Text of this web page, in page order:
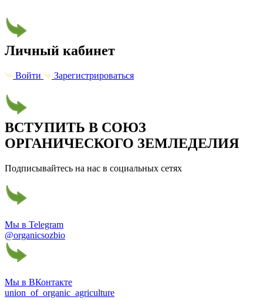
Личный кабинет
Войти Зарегистрироваться
ВСТУПИТЬ В СОЮЗ
ОРГАНИЧЕСКОГО ЗЕМЛЕДЕЛИЯ
Подписывайтесь на нас в социальных сетях
Мы в Telegram
@organicsozbio
Мы в ВКонтакте
union_of_organic_agriculture